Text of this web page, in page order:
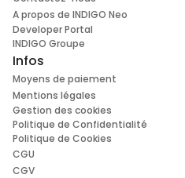
A propos de INDIGO Neo
Developer Portal
INDIGO Groupe
Infos
Moyens de paiement
Mentions légales
Gestion des cookies
Politique de Confidentialité
Politique de Cookies
CGU
CGV